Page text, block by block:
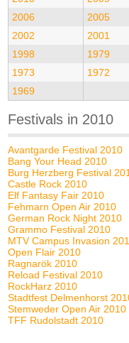
2006
2005
2002
2001
1998
1979
1973
1972
1969
Festivals in 2010
Avantgarde Festival 2010
Bang Your Head 2010
Burg Herzberg Festival
Castle Rock 2010
Elf Fantasy Fair 2010
Fehmarn Open Air 2010
German Rock Night 2010
Grammo Festival 2010
MTV Campus Invasion
Open Flair 2010
Ragnarök 2010
Reload Festival 2010
RockHarz 2010
Stadtfest Delmenhorst
Stemweder Open Air 2010
TFF Rudolstadt 2010